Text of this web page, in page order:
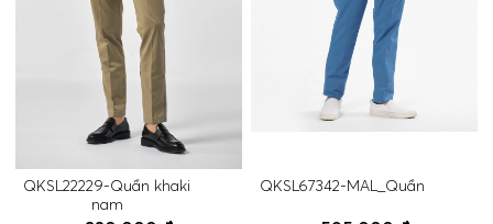
QKSL22229-Quần khaki
nam
QKSL67342-MAL_Quần